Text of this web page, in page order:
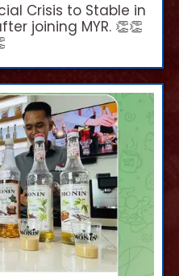
Crisis to Stable in
joining MYR. 👏👏